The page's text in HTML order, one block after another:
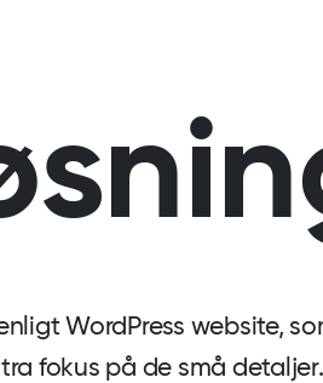
WordPress website,
fokus på de små